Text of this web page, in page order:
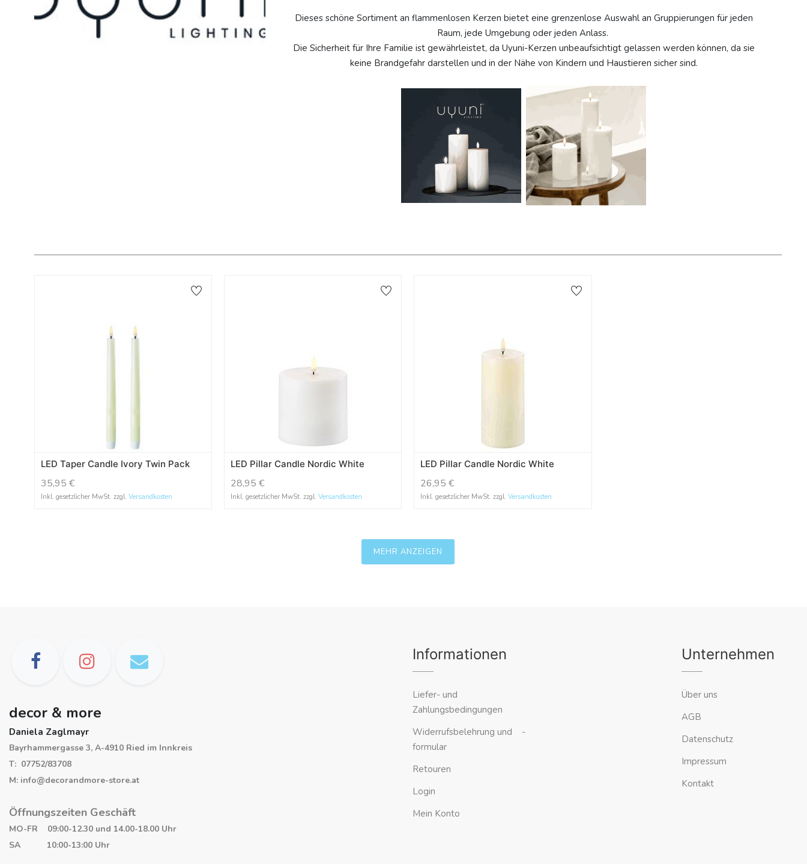
Dieses schöne Sortiment an flammenlosen Kerzen bietet eine grenzenlose Auswahl an Gruppierungen für jeden
Raum, jede Umgebung oder jeden Anlass.
Die Sicherheit für Ihre Familie ist gewährleistet, da Uyuni-Kerzen unbeaufsichtigt gelassen werden können, da sie
keine Brandgefahr darstellen und in der Nähe von Kindern und Haustieren sicher sind.
LED Taper Candle Ivory Twin Pack
35,95 €
Inkl. gesetzlicher MwSt. zzgl. Versandkosten
LED Pillar Candle Nordic White
28,95 €
Inkl. gesetzlicher MwSt. zzgl.Versandkosten
LED Pillar Candle Nordic White
26,95 €
Inkl. gesetzlicher MwSt. zzgl.Versandkosten
MEHR ANZEIGEN
decor & more
Daniela Zaglmayr
Bayrhammergasse 3, A-4910 Ried im Innkreis
T: 07752/83708
M: info@decorandmore-store.at
Öffnungszeiten Geschäft
MO-FR 09:00-12.30 und 14.00-18.00 Uhr
SA 10:00-13:00 Uhr
Informationen
Liefer- und
Zahlungsbedingungen
Widerrufsbelehrung und -
formular
Retouren
Login
Mein Konto
Unternehmen
Über uns
AGB
Datenschutz
Impressum
Kontakt